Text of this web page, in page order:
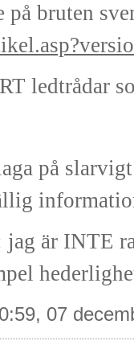
på bruten
ledtrådar
på
är INTE
07